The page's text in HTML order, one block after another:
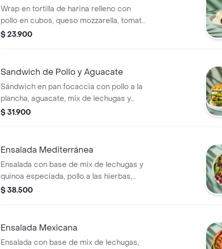
Wrap en tortilla de harina relleno con
pollo en cubos, queso mozzarella, tomate,
espinaca y pesto.
$ 23.900
Sandwich de Pollo y Aguacate
Sándwich en pan focaccia con pollo a la
plancha, aguacate, mix de lechugas y
mayonesa de ajo.
$ 31.900
Ensalada Mediterránea
Ensalada con base de mix de lechugas y
quinoa especiada, pollo a las hierbas,
tomate cherry, queso feta, dip de
$ 38.500
Ensalada Mexicana
Ensalada con base de mix de lechugas,